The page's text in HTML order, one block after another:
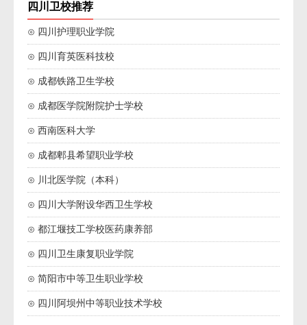
四川卫校推荐
⊙ 四川护理职业学院
⊙ 四川育英医科技校
⊙ 成都铁路卫生学校
⊙ 成都医学院附院护士学校
⊙ 西南医科大学
⊙ 成都郫县希望职业学校
⊙ 川北医学院（本科）
⊙ 四川大学附设华西卫生学校
⊙ 都江堰技工学校医药康养部
⊙ 四川卫生康复职业学院
⊙ 简阳市中等卫生职业学校
⊙ 四川阿坝州中等职业技术学校